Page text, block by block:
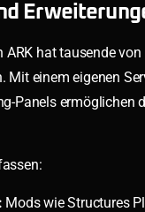
hat tausende
einem eigenen
Panels ermöglichen
Mods wie Structures